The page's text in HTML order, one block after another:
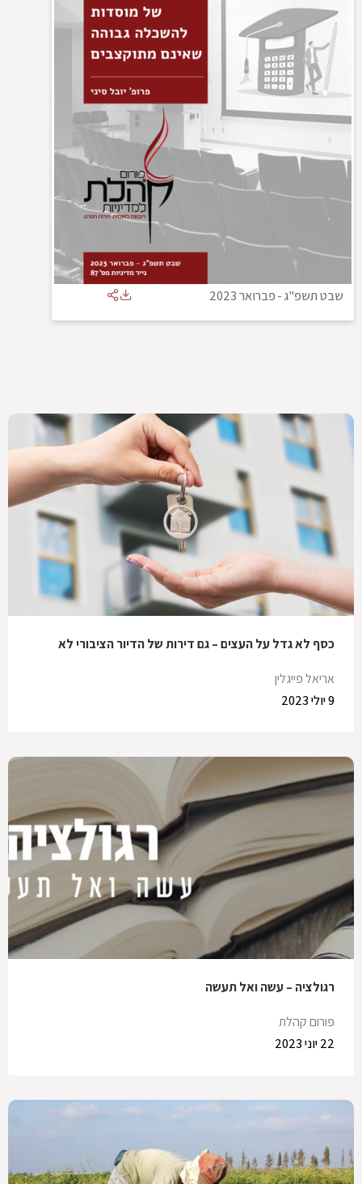
שבט תשפ"ג-פברואר 2023
כסף לא גדל על העצים – גם דירות של הדיור הציבורי לא
אריאל פייגלין
9 יולי 2023
רגולציה – עשה ואל תעשה
פורום קהלת
22 יוני 2023